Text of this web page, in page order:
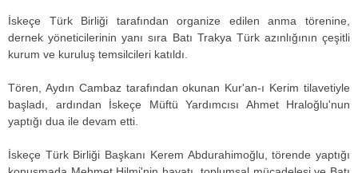
İskeçe Türk Birliği tarafından organize edilen anma törenine,
dernek yöneticilerinin yanı sıra Batı Trakya Türk azınlığının çeşitli
kurum ve kuruluş temsilcileri katıldı.
Tören, Aydın Cambaz tarafından okunan Kur'an-ı Kerim tilavetiyle
başladı, ardından İskeçe Müftü Yardımcısı Ahmet Hraloğlu'nun
yaptığı dua ile devam etti.
İskeçe Türk Birliği Başkanı Kerem Abdurahimoğlu, törende yaptığı